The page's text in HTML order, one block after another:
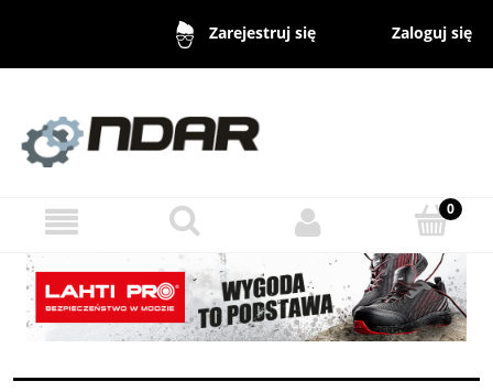
Zarejestruj się Zaloguj się